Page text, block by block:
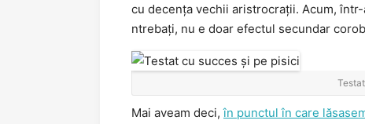
cu decența vechii aristrocrații. Acum,
ntrebați, nu e doar efectul secundar
Mai aveam deci,în punctul în care